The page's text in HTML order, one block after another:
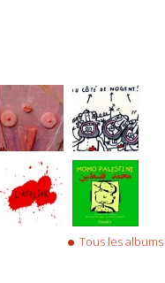
Tous les albums